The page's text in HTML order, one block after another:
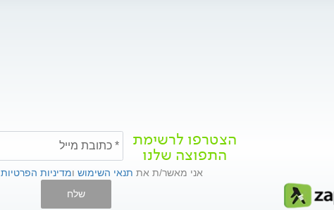
הצטרפו לרשימת
התפוצה שלנו
אני מאשר/ת את תנאי השימוש ומדיניות הפרטיות
שלח